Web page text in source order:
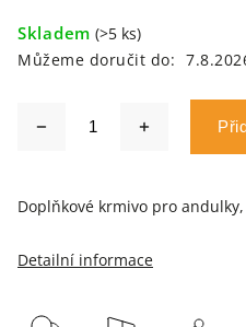
Skladem (>5 ks)
Můžeme doručit do:
Doplňkové krmivo pro
Detailní informace